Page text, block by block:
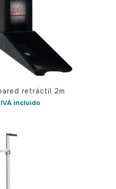
retráctil 2m
IVA incluido